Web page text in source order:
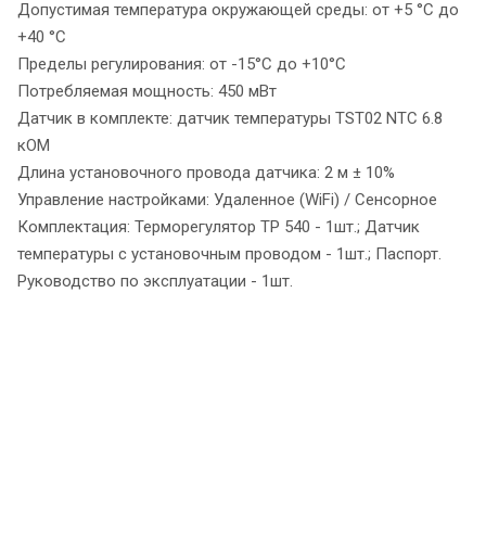
Допустимая температура окружающей среды: от +5 °С до
+40 °C
Пределы регулирования: от -15°С до +10°С
Потребляемая мощность: 450 мВт
Датчик в комплекте: датчик температуры TST02 NTC 6.8
кОМ
Длина установочного провода датчика: 2 м ± 10%
Управление настройками: Удаленное (WiFi) / Сенсорное
Комплектация: Терморегулятор ТР 540 - 1шт.; Датчик
температуры с установочным проводом - 1шт.; Паспорт.
Руководство по эксплуатации - 1шт.